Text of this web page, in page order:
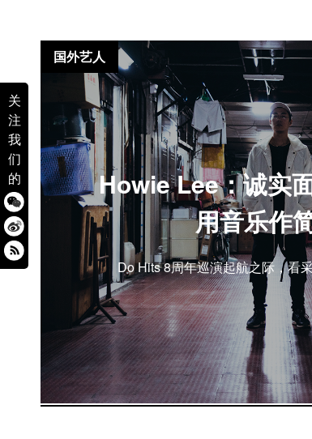
关
注
我
们
的
Howie Lee：诚实
用音乐作
Do Hits 8周年巡演起航之际，看
国外艺人